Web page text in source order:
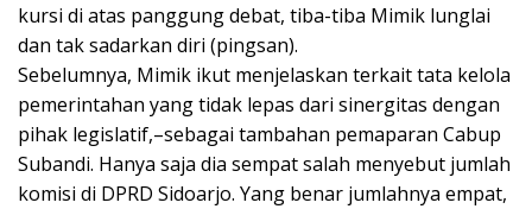
kursi di atas panggung debat, tiba-tiba Mimik lunglai
dan tak sadarkan diri (pingsan).
Sebelumnya, Mimik ikut menjelaskan terkait tata kelola
pemerintahan yang tidak lepas dari sinergitas dengan
pihak legislatif,–sebagai tambahan pemaparan Cabup
Subandi. Hanya saja dia sempat salah menyebut jumlah
komisi di DPRD Sidoarjo. Yang benar jumlahnya empat,